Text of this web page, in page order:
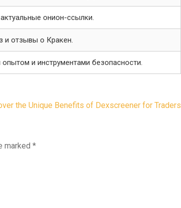
онион-ссылки.
и отзывы о Кракен.
и инструментами безопасности.
the Unique Benefits of Dexscreener for Traders
marked *